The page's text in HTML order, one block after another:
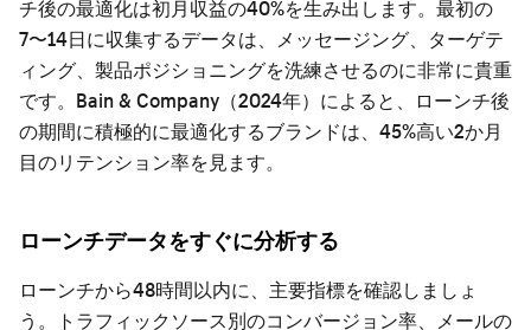
チ後の最適化は初月収益の40%を生み出します。最初の
7〜14日に収集するデータは、メッセージング、ターゲテ
ィング、製品ポジショニングを洗練させるのに非常に貴重
です。Bain & Company（2024年）によると、ローンチ後
の期間に積極的に最適化するブランドは、45%高い2か月
目のリテンション率を見ます。
ローンチデータをすぐに分析する
ローンチから48時間以内に、主要指標を確認しましょ
う。トラフィックソース別のコンバージョン率、メールの